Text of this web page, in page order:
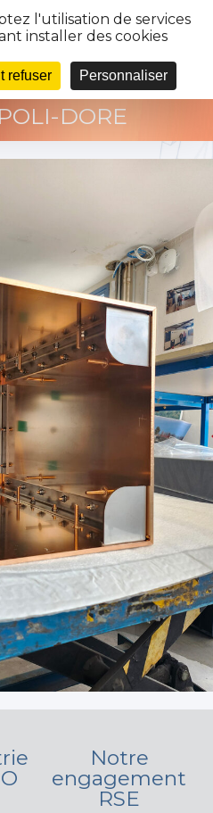
SOCLE-LUXE-
DORE
Notre
engagement
RSE
l'utilisation de services
installer des cookies
refuser Personnaliser